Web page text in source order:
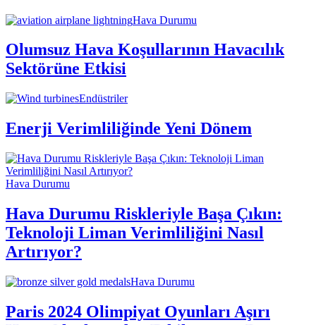
Hava Durumu
Olumsuz Hava Koşullarının Havacılık
Sektörüne Etkisi
Endüstriler
Enerji Verimliliğinde Yeni Dönem
Hava Durumu
Hava Durumu Riskleriyle Başa Çıkın:
Teknoloji Liman Verimliliğini Nasıl
Artırıyor?
Hava Durumu
Paris 2024 Olimpiyat Oyunları Aşırı